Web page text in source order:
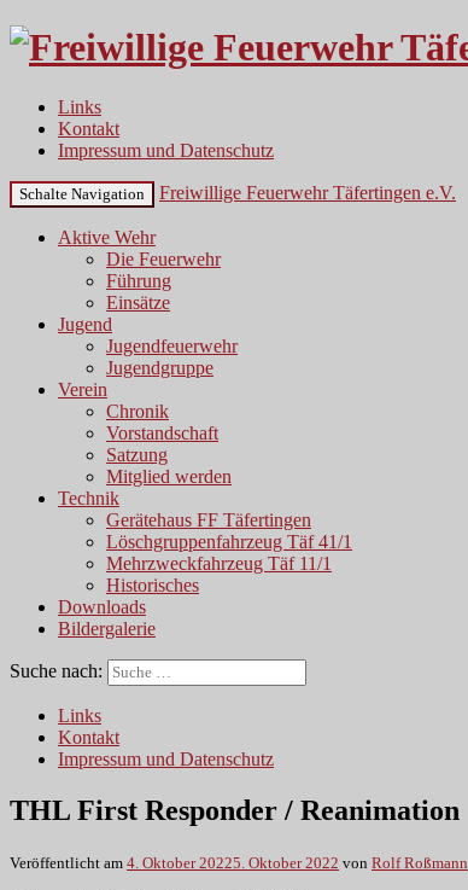
Links
Kontakt
Impressum und Datenschutz
Schalte Navigation Freiwillige Feuerwehr Täfertingen e.V.
Aktive Wehr
Die Feuerwehr
Führung
Einsätze
Jugend
Jugendfeuerwehr
Jugendgruppe
Verein
Chronik
Vorstandschaft
Satzung
Mitglied werden
Technik
Gerätehaus FF Täfertingen
Löschgruppenfahrzeug Täf 41/1
Mehrzweckfahrzeug Täf 11/1
Historisches
Downloads
Bildergalerie
Suche nach:
Links
Kontakt
Impressum und Datenschutz
THL First Responder / Reanimation
Veröffentlicht am 4. Oktober 20225. Oktober 2022 von Rolf Roßmann